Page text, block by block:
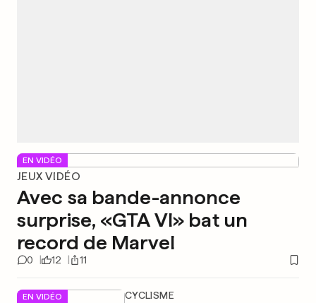
EN VIDÉO
JEUX VIDÉO
Avec sa bande-annonce
surprise, «GTA VI» bat un
record de Marvel
0 12 11
EN VIDÉO CYCLISME